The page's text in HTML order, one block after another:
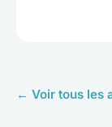
← Voir tous les